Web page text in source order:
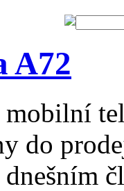
A72
mobilní
do